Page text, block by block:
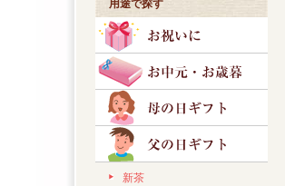
用途で探す
新茶